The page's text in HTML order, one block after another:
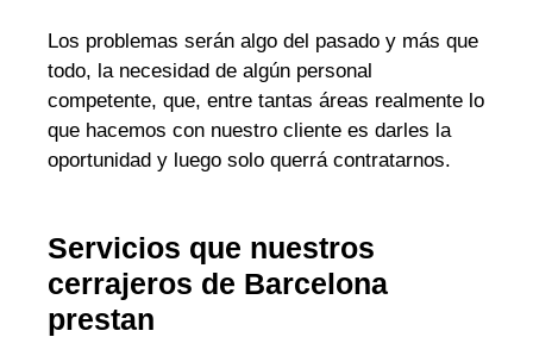
Los problemas serán algo del pasado y más que
todo, la necesidad de algún personal
competente, que, entre tantas áreas realmente lo
que hacemos con nuestro cliente es darles la
oportunidad y luego solo querrá contratarnos.
Servicios que nuestros
cerrajeros de Barcelona
prestan